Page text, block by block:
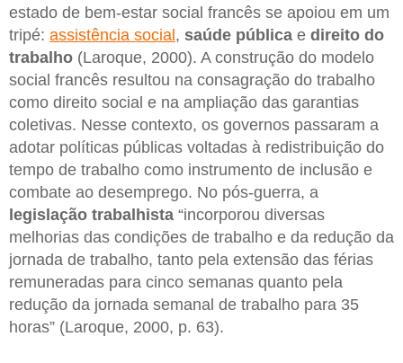
estado de bem-estar social francês se apoiou em um
tripé: assistência social, saúde pública e direito do
trabalho (Laroque, 2000). A construção do modelo
social francês resultou na consagração do trabalho
como direito social e na ampliação das garantias
coletivas. Nesse contexto, os governos passaram a
adotar políticas públicas voltadas à redistribuição do
tempo de trabalho como instrumento de inclusão e
combate ao desemprego. No pós-guerra, a
legislação trabalhista “incorporou diversas
melhorias das condições de trabalho e da redução da
jornada de trabalho, tanto pela extensão das férias
remuneradas para cinco semanas quanto pela
redução da jornada semanal de trabalho para 35
horas” (Laroque, 2000, p. 63).